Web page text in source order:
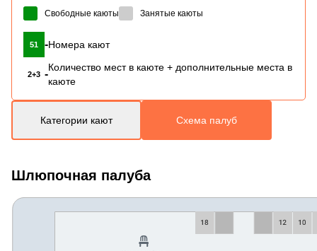
Свободные каюты Занятые каюты
51 -Номера кают
2+3 -
Количество мест в каюте + дополнительные места в
каюте
Категории кают Схема палуб
Шлюпочная палуба